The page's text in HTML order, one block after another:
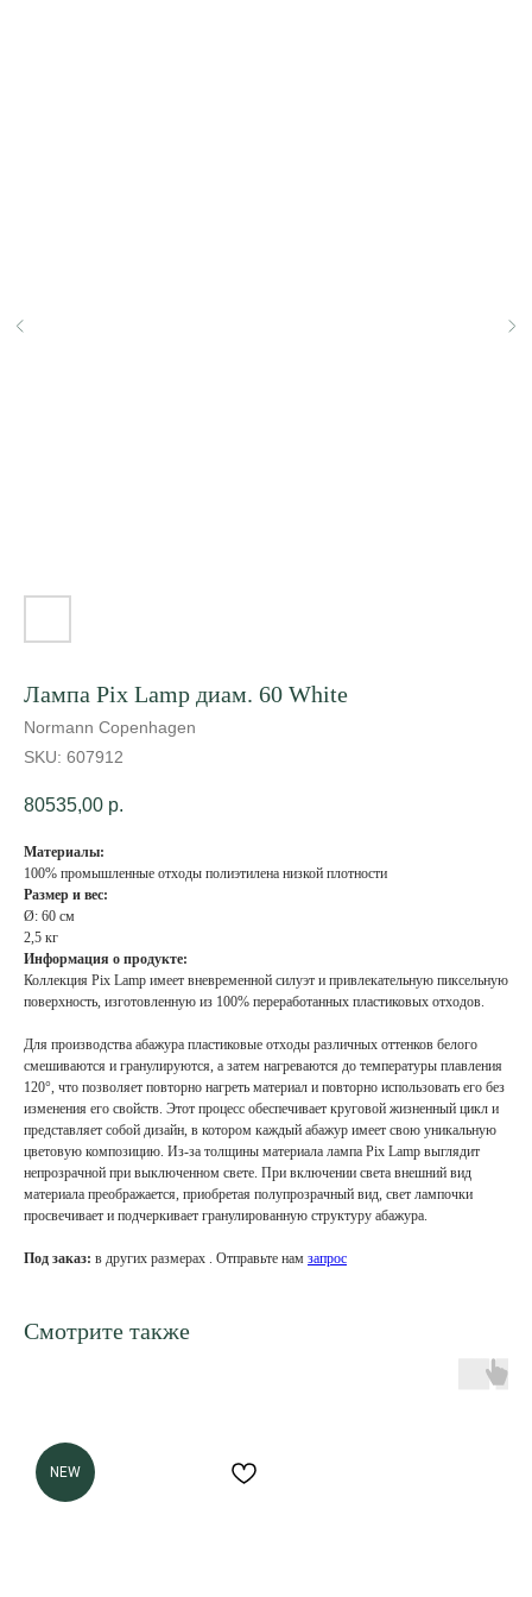
Лампа Pix Lamp диам. 60 White
Normann Copenhagen
SKU: 607912
80535,00 р.
Материалы:
100% промышленные отходы полиэтилена низкой плотности
Размер и вес:
Ø: 60 см
2,5 кг
Информация о продукте:
Коллекция Pix Lamp имеет вневременной силуэт и привлекательную пиксельную
поверхность, изготовленную из 100% переработанных пластиковых отходов.
Для производства абажура пластиковые отходы различных оттенков белого
смешиваются и гранулируются, а затем нагреваются до температуры плавления
120°, что позволяет повторно нагреть материал и повторно использовать его без
изменения его свойств. Этот процесс обеспечивает круговой жизненный цикл и
представляет собой дизайн, в котором каждый абажур имеет свою уникальную
цветовую композицию. Из-за толщины материала лампа Pix Lamp выглядит
непрозрачной при выключенном свете. При включении света внешний вид
материала преображается, приобретая полупрозрачный вид, свет лампочки
просвечивает и подчеркивает гранулированную структуру абажура.
Под заказ: в других размерах . Отправьте нам запрос
Смотрите также
NEW